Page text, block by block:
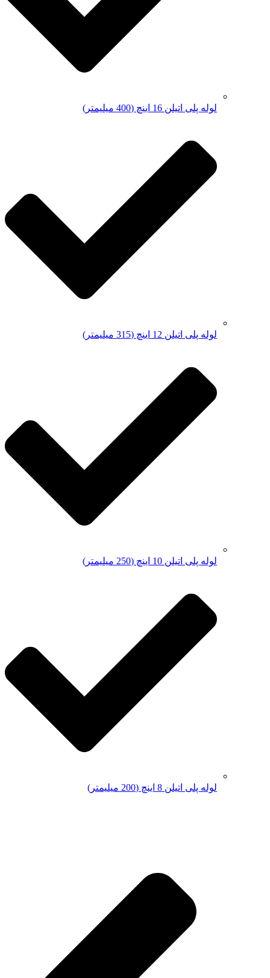
لوله پلی اتیلن 16 اینچ (400 میلیمتر)
لوله پلی اتیلن 12 اینچ (315 میلیمتر)
لوله پلی اتیلن 10 اینچ (250 میلیمتر)
لوله پلی اتیلن 8 اینچ (200 میلیمتر)